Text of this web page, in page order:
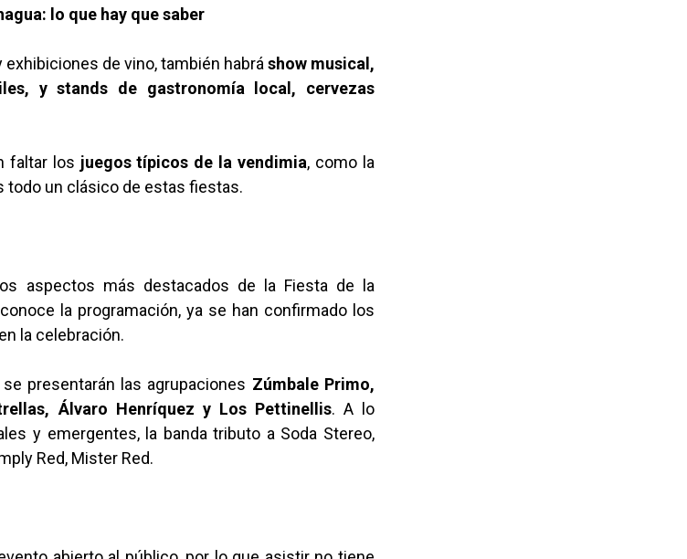
lo que hay que saber
de vino, también habrá show musical,
y stands de gastronomía local, cervezas
faltar los juegos típicos de la vendimia, como la
todo un clásico de estas fiestas.
aspectos más destacados de la Fiesta de la
la programación, ya se han confirmado los
la celebración.
presentarán las agrupaciones Zúmbale Primo,
Álvaro Henríquez y Los Pettinellis. A lo
y emergentes, la banda tributo a Soda Stereo,
Red, Mister Red.